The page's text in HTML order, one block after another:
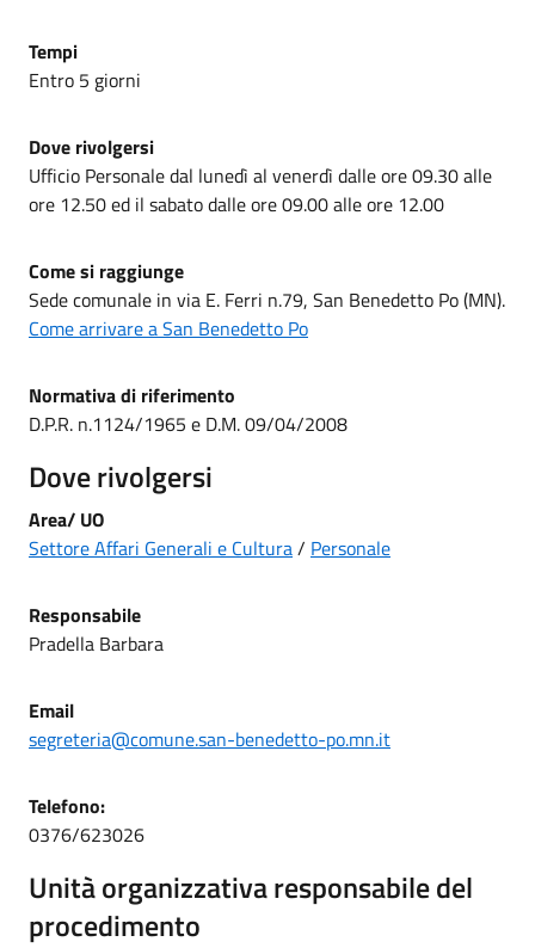
Tempi
Entro 5 giorni
Dove rivolgersi
Ufficio Personale dal lunedì al venerdì dalle ore 09.30 alle
ore 12.50 ed il sabato dalle ore 09.00 alle ore 12.00
Come si raggiunge
Sede comunale in via E. Ferri n.79, San Benedetto Po (MN).
Come arrivare a San Benedetto Po
Normativa di riferimento
D.P.R. n.1124/1965 e D.M. 09/04/2008
Dove rivolgersi
Area/ UO
Settore Affari Generali e Cultura/ Personale
Responsabile
Pradella Barbara
Email
segreteria@comune.san-benedetto-po.mn.it
Telefono:
0376/623026
Unità organizzativa responsabile del
procedimento